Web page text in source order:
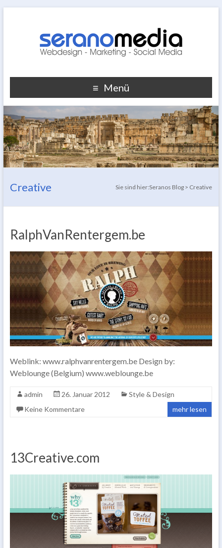
Menü
Creative Sie sind hier:Seranos Blog > Creative
RalphVanRentergem.be
Weblink: www.ralphvanrentergem.be Design by:
Weblounge (Belgium) www.weblounge.be
admin 26. Januar 2012
Style & Design
Keine Kommentare
mehr lesen
13Creative.com